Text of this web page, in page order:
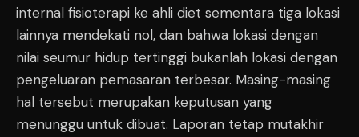
internal fisioterapi ke ahli diet sementara tiga lokasi
lainnya mendekati nol, dan bahwa lokasi dengan
nilai seumur hidup tertinggi bukanlah lokasi dengan
pengeluaran pemasaran terbesar. Masing-masing
hal tersebut merupakan keputusan yang
menunggu untuk dibuat. Laporan tetap mutakhir